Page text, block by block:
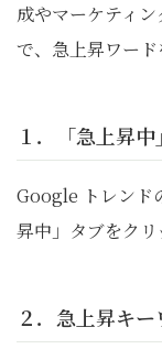
成やマーケティ
で、急上昇ワード
１．「急上昇
Google トレンド
昇中」タブをクリ
２．急上昇キ